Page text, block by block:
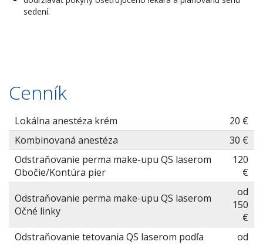
sedení.
Cenník
Lokálna anestéza krém
20 €
Kombinovaná anestéza
30 €
Odstraňovanie perma make-upu QS laserom
Obočie/Kontúra pier
120
€
Odstraňovanie perma make-upu QS laserom
Očné linky
od
150
€
Odstraňovanie tetovania QS laserom podľa
od